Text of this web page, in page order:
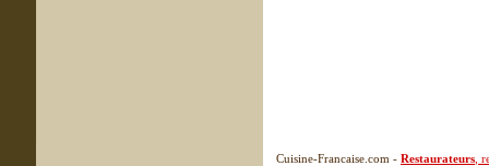
Cuisine-Francaise.com - Restaurateurs ,